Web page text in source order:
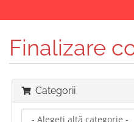
Finalizare
Categorii